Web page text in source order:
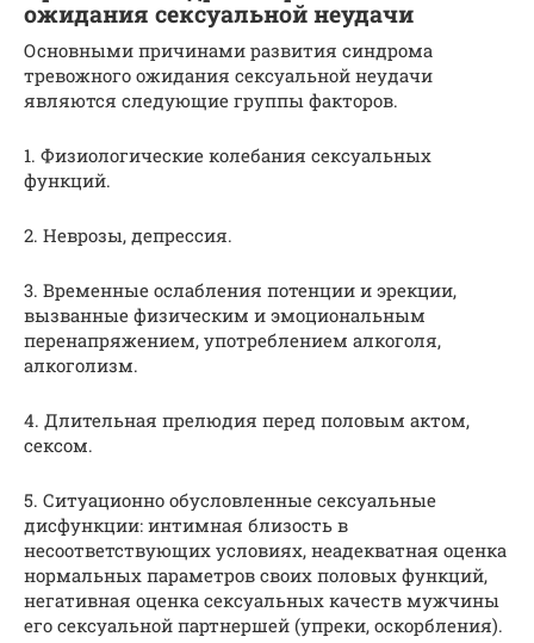
ожидания сексуальной неудачи
Основными причинами развития синдрома
тревожного ожидания сексуальной неудачи
являются следующие группы факторов.
1. Физиологические колебания сексуальных
функций.
2. Неврозы, депрессия.
3. Временные ослабления потенции и эрекции,
вызванные физическим и эмоциональным
перенапряжением, употреблением алкоголя,
алкоголизм.
4. Длительная прелюдия перед половым актом,
сексом.
5. Ситуационно обусловленные сексуальные
дисфункции: интимная близость в
несоответствующих условиях, неадекватная оценка
нормальных параметров своих половых функций,
негативная оценка сексуальных качеств мужчины
его сексуальной партнершей (упреки, оскорбления).